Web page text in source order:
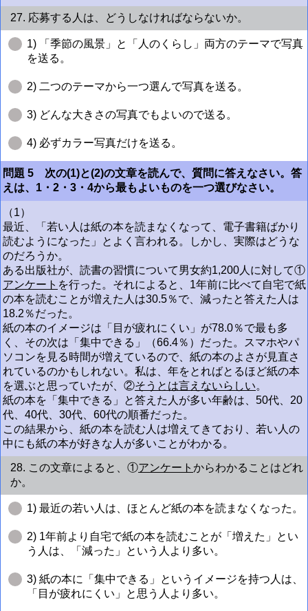
27. 応募する人は、どうしなければならないか。
1) 「季節の風景」と「人のくらし」両方のテーマで写真
を送る。
2) 二つのテーマから一つ選んで写真を送る。
3) どんな大きさの写真でもよいので送る。
4) 必ずカラー写真だけを送る。
問題 5 次の(1)と(2)の文章を読んで、質問に答えなさい。答
えは、1・2・3・4から最もよいものを一つ選びなさい。
（1）
最近、「若い人は紙の本を読まなくなって、電子書籍ばかり
読むようになった」とよく言われる。しかし、実際はどうな
のだろうか。
ある出版社が、読書の習慣について男女約1,200人に対して①
アンケート を行った。それによると、1年前に比べて自宅で紙
の本を読むことが増えた人は30.5％で、減ったと答えた人は
18.2％だった。
紙の本のイメージは「目が疲れにくい」が78.0％で最も多
く、その次は「集中できる」（66.4％）だった。スマホやパ
ソコンを見る時間が増えているので、紙の本のよさが見直さ
れているのかもしれない。私は、年をとればとるほど紙の本
を選ぶと思っていたが、②そうとは言えないらしい。
紙の本を「集中できる」と答えた人が多い年齢は、50代、20
代、40代、30代、60代の順番だった。
この結果から、紙の本を読む人は増えてきており、若い人の
中にも紙の本が好きな人が多いことがわかる。
28. この文章によると、①アンケート からわかることはどれ
か。
1) 最近の若い人は、ほとんど紙の本を読まなくなった。
2) 1年前より自宅で紙の本を読むことが「増えた」とい
う人は、「減った」という人より多い。
3) 紙の本に「集中できる」というイメージを持つ人は、
「目が疲れにくい」と思う人より多い。